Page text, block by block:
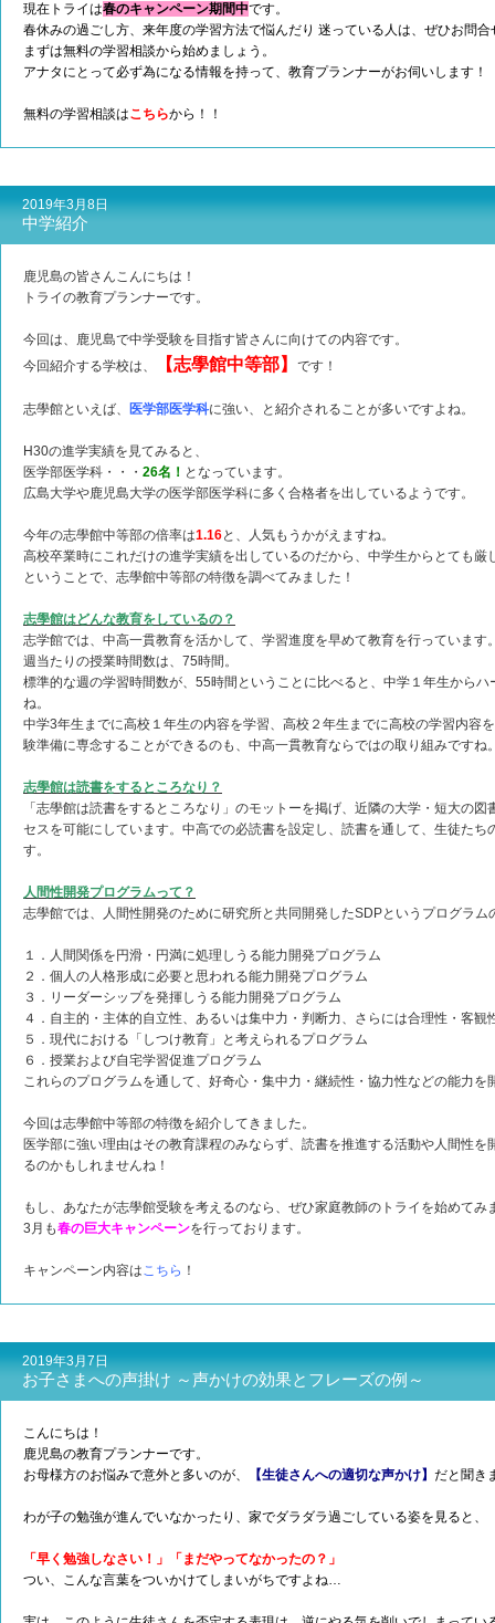
現在トライは春のキャンペーン期間中です。
春休みの過ごし方、来年度の学習方法で悩んだり 迷っている人は、ぜひお問合
まずは無料の学習相談から始めましょう。
アナタにとって必ず為になる情報を持って、教育プランナーがお伺いします！
無料の学習相談はこちらから！！
2019年3月8日
中学紹介
鹿児島の皆さんこんにちは！
トライの教育プランナーです。
今回は、鹿児島で中学受験を目指す皆さんに向けての内容です。
今回紹介する学校は、
【志學館中等部】 です！
志學館といえば、 医学部医学科に強い、と紹介されることが多いですよね。
H30の進学実績を見てみると、
医学部医学科・・・ 26名！ となっています。
広島大学や鹿児島大学の医学部医学科に多く合格者を出しているようです。
今年の志學館中等部の倍率は1.16と、人気もうかがえますね。
高校卒業時にこれだけの進学実績を出しているのだから、中学生からとても厳
ということで、志學館中等部の特徴を調べてみました！
志學館はどんな教育をしているの？
志学館では、中高一貫教育を活かして、学習進度を早めて教育を行っています
週当たりの授業時間数は、75時間。
標準的な週の学習時間数が、55時間ということに比べると、中学１年生から
ね。
中学3年生までに高校１年生の内容を学習、高校２年生までに高校の学習内容
験準備に専念することができるのも、中高一貫教育ならではの取り組みですね
志學館は読書をするところなり？
「志學館は読書をするところなり」のモットーを掲げ、近隣の大学・短大の
セスを可能にしています。中高での必読書を設定し、読書を通して、生徒た
す。
人間性開発プログラムって？
志學館では、人間性開発のために研究所と共同開発したSDPというプログラ
１．人間関係を円滑・円満に処理しうる能力開発プログラム
２．個人の人格形成に必要と思われる能力開発プログラム
３．リーダーシップを発揮しうる能力開発プログラム
４．自主的・主体的自立性、あるいは集中力・判断力、さらには合理性・客
５．現代における「しつけ教育」と考えられるプログラム
６．授業および自宅学習促進プログラム
これらのプログラムを通して、好奇心・集中力・継続性・協力性などの能力を
今回は志學館中等部の特徴を紹介してきました。
医学部に強い理由はその教育課程のみならず、読書を推進する活動や人間性
るのかもしれませんね！
もし、あなたが志學館受験を考えるのなら、ぜひ家庭教師のトライを始めてみ
3月も春の巨大キャンペーンを行っております。
キャンペーン内容はこちら ！
2019年3月7日
お子さまへの声掛け ～声かけの効果とフレーズの例～
こんにちは！
鹿児島の教育プランナーです。
お母様方のお悩みで意外と多いのが、
【生徒さんへの適切な声かけ】 だと聞き
わが子の勉強が進んでいなかったり、家でダラダラ過ごしている姿を見ると、
「早く勉強しなさい！」「まだやってなかったの？」
つい、こんな言葉をついかけてしまいがちですよね…